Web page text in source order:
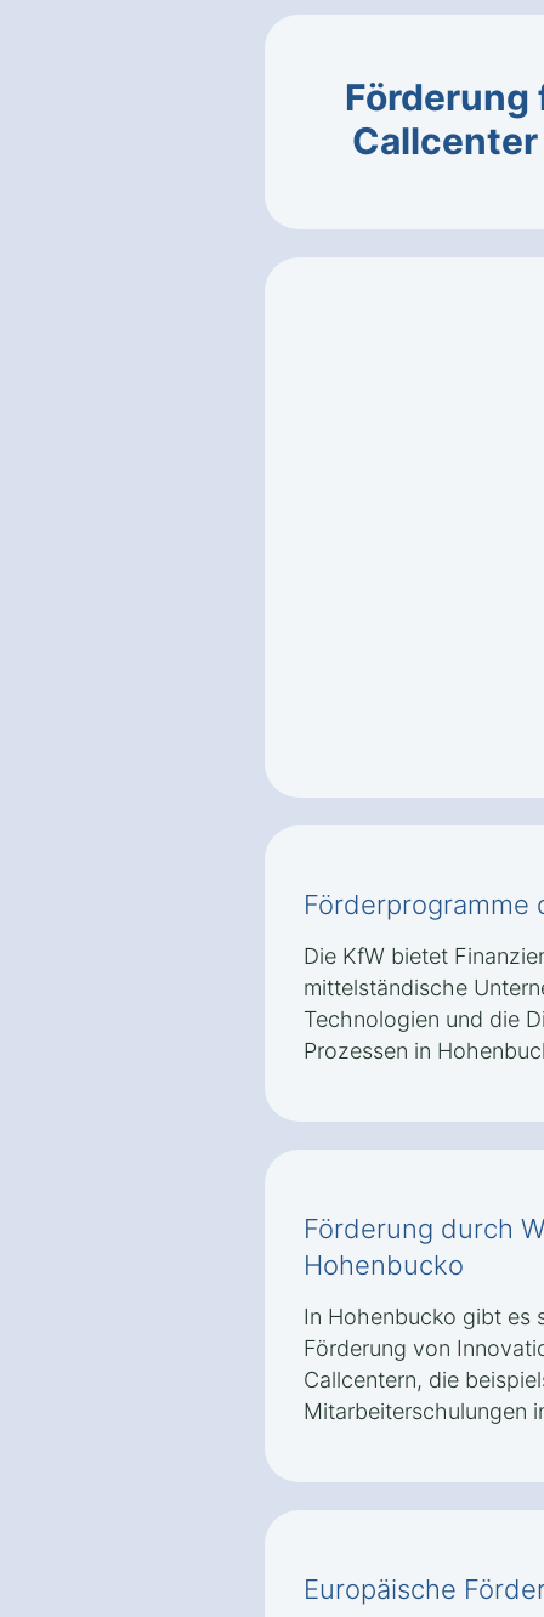
Förderprogramme
Die KfW bietet
mittelständische
Technologien und die
Prozessen in
Förderung durch
Hohenbucko
In Hohenbucko gibt es
Förderung von
Callcentern, die
Mitarbeiterschulungen
Europäische